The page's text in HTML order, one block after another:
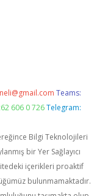
Teams:
606 0 726 Telegram:
Bilgi Teknolojileri
bir Yer Sağlayıcı
içerikleri proaktif
bulunmamaktadır.